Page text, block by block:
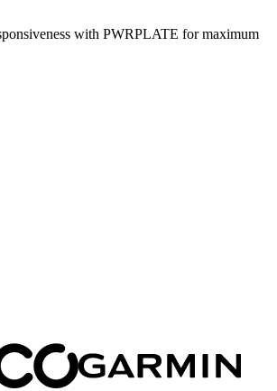
with PWRPLATE for maximum